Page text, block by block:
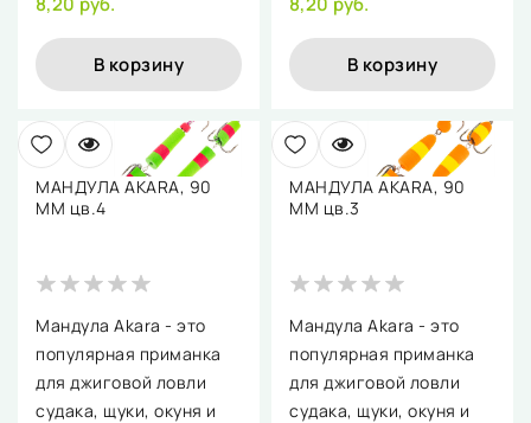
В корзину В корзину
МАНДУЛА AKARA, 90
ММ цв.4
Мандула Akara - это
популярная приманка
для джиговой ловли
судака, щуки, окуня и
МАНДУЛА AKARA, 90
ММ цв.3
Мандула Akara - это
популярная приманка
для джиговой ловли
судака, щуки, окуня и